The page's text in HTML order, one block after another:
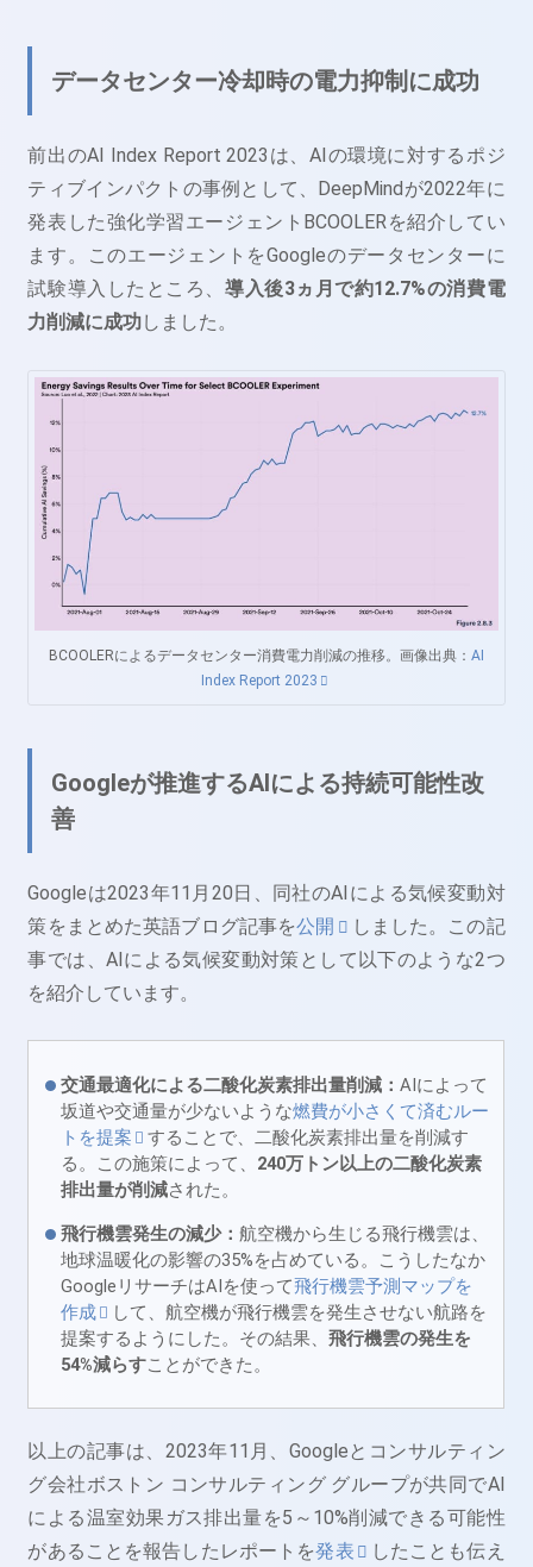
データセンター冷却時の電力抑制に成功
前出のAI Index Report 2023は、AIの環境に対するポジ
ティブインパクトの事例として、DeepMindが2022年に
発表した強化学習エージェントBCOOLERを紹介してい
ます。このエージェントをGoogleのデータセンターに
試験導入したところ、 導入後3ヵ月で約12.7%の消費電
力削減に成功しました。
BCOOLERによるデータセンター消費電力削減の推移。画像出典： AI
Index Report 2023
Googleが推進するAIによる持続可能性改
善
Googleは2023年11月20日、同社のAIによる気候変動対
策をまとめた英語ブログ記事を公開
しました。この記
事では、AIによる気候変動対策として以下のような2つ
を紹介しています。
交通最適化による二酸化炭素排出量削減： AIによって
坂道や交通量が少ないような燃費が小さくて済むルー
トを提案
することで、二酸化炭素排出量を削減す
る。この施策によって、 240万トン以上の二酸化炭素
排出量が削減された。
飛行機雲発生の減少： 航空機から生じる飛行機雲は、
地球温暖化の影響の35%を占めている。こうしたなか
GoogleリサーチはAIを使って飛行機雲予測マップを
作成
して、航空機が飛行機雲を発生させない航路を
提案するようにした。その結果、 飛行機雲の発生を
54%減らすことができた。
以上の記事は、2023年11月、Googleとコンサルティン
グ会社ボストン コンサルティング グループが共同でAI
による温室効果ガス排出量を5～10%削減できる可能性
があることを報告したレポートを発表
したことも伝え